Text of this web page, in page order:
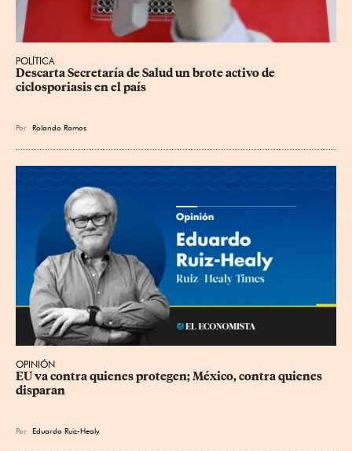
POLÍTICA
Descarta Secretaría de Salud un brote activo de
ciclosporiasis en el país
Por Rolando Ramos
OPINIÓN
EU va contra quienes protegen; México, contra quienes
disparan
Por Eduardo Ruiz-Healy